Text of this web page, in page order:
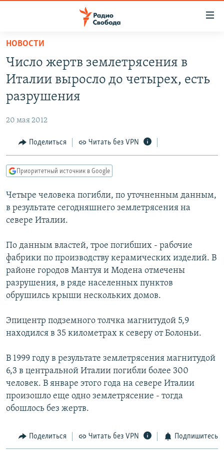
упрощенного
доступа
Вернуться
основному
Вернутся
Вернутся
поиску
АВТОРСКИЕ ПРОЕКТЫ
МНЕНИЯ
КУЛЬТУРА
КАВКАЗ.РЕАЛИИ
СЕВЕР.РЕАЛИИ
СИБИРЬ.РЕАЛИИ
ПОДПИШИТЕСЬ НА РАССЫЛКУ
НОВОСТИ
Число жертв землетрясения в
Италии выросло до четырех, есть
разрушения
20 мая 2012
Поделиться Читать без VPN
Приоритетный источник в Google
Четыре человека погибли, по уточненным данным,
в результате сегодняшнего землетрясения на
севере Италии.
По данным властей, трое погибших - рабочие
фабрики по производству керамических изделий. В
районе городов Мантуя и Модена отмечены
разрушения, в ряде населенных пунктов
обрушилсь крыши нескольких домов.
Эпицентр подземного толчка магнитудой 5,9
находился в 35 километрах к северу от Болоньи.
В 1999 году в результате землетрясения магнитудой
6,3 в центральной Италии погибли более 300
человек. В январе этого года на севере Италии
произошло еще одно землетрясение - тогда
обошлось без жертв.
Поделиться Читать без VPN Подпишитесь